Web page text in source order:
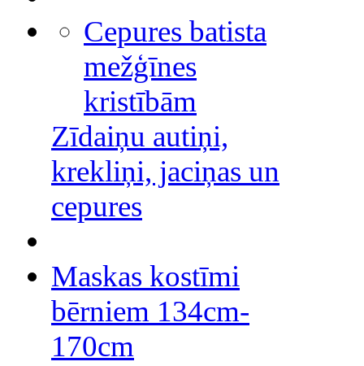
Cepures batista
mežģīnes
kristībām
Zīdaiņu autiņi,
krekliņi, jaciņas un
cepures
Maskas kostīmi
bērniem 134cm-
170cm